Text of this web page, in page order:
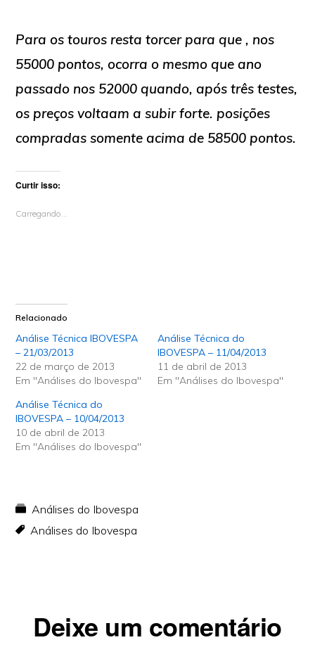
Para os touros resta torcer para que , nos
55000 pontos, ocorra o mesmo que ano
passado nos 52000 quando, após três testes,
os preços voltaam a subir forte. posições
compradas somente acima de 58500 pontos.
Curtir isso:
Carregando...
Relacionado
Análise Técnica IBOVESPA
– 21/03/2013
22 de março de 2013
Em "Análises do Ibovespa"
Análise Técnica do
IBOVESPA – 11/04/2013
11 de abril de 2013
Em "Análises do Ibovespa"
Análise Técnica do
IBOVESPA – 10/04/2013
10 de abril de 2013
Em "Análises do Ibovespa"
Análises do Ibovespa
Análises do Ibovespa
Reader
Deixe um comentário